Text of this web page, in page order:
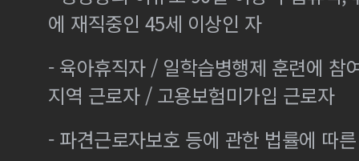
에 재직중인 45세 이상인 자
- 육아휴직자 / 일학습병행제 훈련에 참
지역 근로자 / 고용보험미가입 근로자
- 파견근로자보호 등에 관한 법률에 따